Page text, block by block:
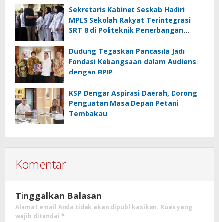
Sekretaris Kabinet Seskab Hadiri
MPLS Sekolah Rakyat Terintegrasi
SRT 8 di Politeknik Penerbangan
Dudung Tegaskan Pancasila Jadi
Fondasi Kebangsaan dalam Audiensi
dengan BPIP
KSP Dengar Aspirasi Daerah, Dorong
Penguatan Masa Depan Petani
Tembakau
Komentar
Tinggalkan Balasan
Alamat email Anda tidak akan dipublikasikan. Ruas yang
wajib ditandai *